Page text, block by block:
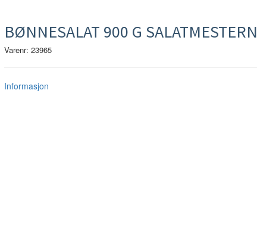
BØNNESALAT 900 G SALATMESTERN
Varenr: 23965
Informasjon